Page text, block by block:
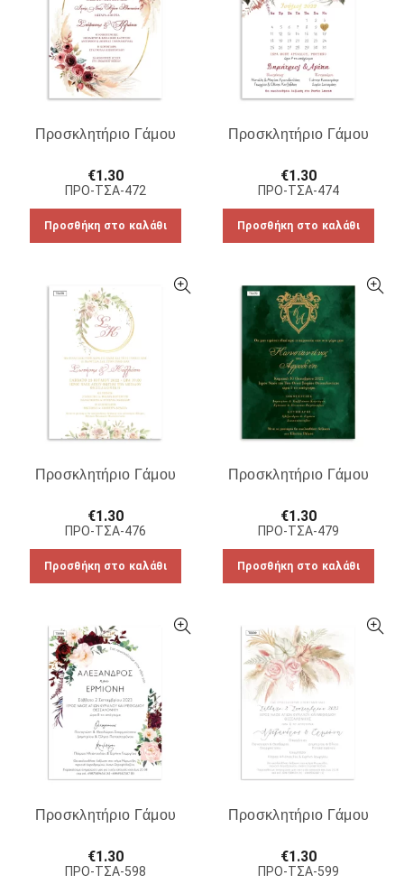
Προσκλητήριο Γάμου
€1.30
ΠΡΟ-ΤΣΑ-472
Προσθήκη στο καλάθι
Προσκλητήριο Γάμου
€1.30
ΠΡΟ-ΤΣΑ-474
Προσθήκη στο καλάθι
Προσκλητήριο Γάμου
€1.30
ΠΡΟ-ΤΣΑ-476
Προσθήκη στο καλάθι
Προσκλητήριο Γάμου
€1.30
ΠΡΟ-ΤΣΑ-479
Προσθήκη στο καλάθι
Προσκλητήριο Γάμου
€1.30
ΠΡΟ-ΤΣΑ-598
Προσκλητήριο Γάμου
€1.30
ΠΡΟ-ΤΣΑ-599